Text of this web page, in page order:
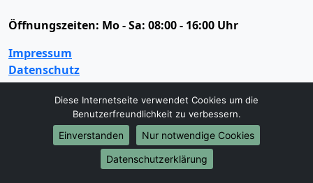
Öffnungszeiten: Mo - Sa: 08:00 - 16:00 Uhr
Impressum
Datenschutz
Umzugsservice
Umzugsservice Behördenumzug
Büroumzug
Firmenumzug
Laborumzug
Diese Internetseite verwendet Cookies um die
Benutzerfreundlichkeit zu verbessern.
Einverstanden
Nur notwendige Cookies
Datenschutzerklärung